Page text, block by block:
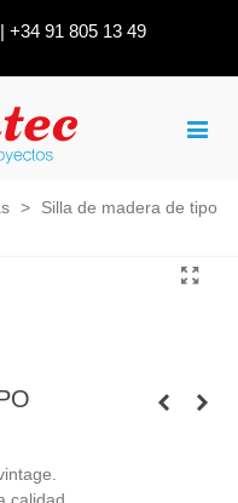
| +34 91 805 13 49
>
Silla de madera de tipo